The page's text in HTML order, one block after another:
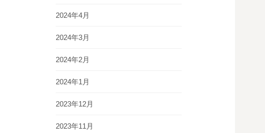
2024年4月
2024年3月
2024年2月
2024年1月
2023年12月
2023年11月